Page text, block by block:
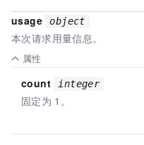
usage object
本次请求用量信息。
属性
count integer
固定为 1。